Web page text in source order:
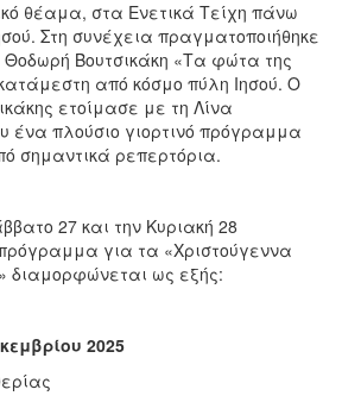
θέαμα, στα Ενετικά Τείχη πάνω
Στη συνέχεια πραγματοποιήθηκε
Θοδωρή Βουτσικάκη «Τα φώτα της
από κόσμο πύλη Ιησού. Ο
ετοίμασε με τη Λίνα
ένα πλούσιο γιορτινό πρόγραμμα
σημαντικά ρεπερτόρια.
27 και την Κυριακή 28
για τα «Χριστούγεννα
διαμορφώνεται ως εξής:
2025